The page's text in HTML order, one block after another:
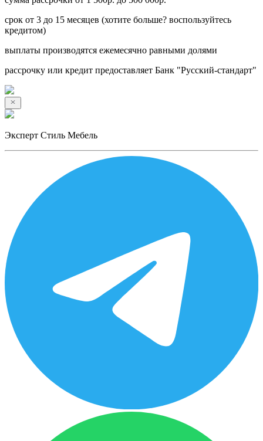
срок от 3 до 15 месяцев (хотите больше? воспользуйтесь
кредитом)
выплаты производятся ежемесячно равными долями
рассрочку или кредит предоставляет Банк "Русский-стандарт"
Эксперт Стиль Мебель